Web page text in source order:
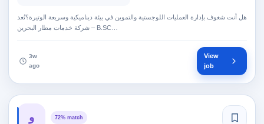
هل أنت شغوف بإدارة العمليات اللوجستية والتموين في بيئة ديناميكية وسريعة الوتيرة؟تُعد
شركة خدمات مطار البحرين – B.SC…
3w
ago
View
job
و 72% match